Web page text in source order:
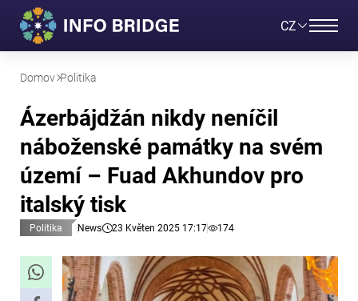
CZ
Domov Politika
Ázerbájdžán nikdy neníčil
náboženské památky na svém
území – Fuad Akhundov pro
italský tisk
Politika News 23 Květen 2025 17:17 174